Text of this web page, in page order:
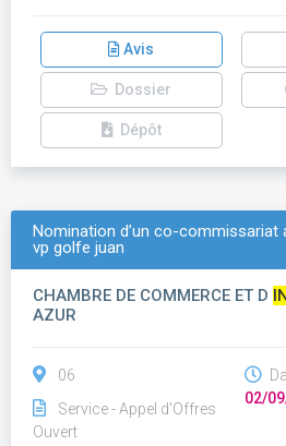
Avis
Dossier
Dépôt
Nomination d’un co-
vp golfe juan
CHAMBRE DE COMMERCE ET D
AZUR
06
Service - Appel d'Offres
Ouvert
02/